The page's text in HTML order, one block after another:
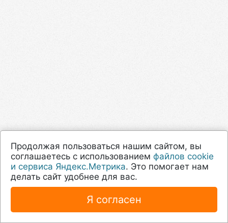
Продолжая пользоваться нашим сайтом, вы
соглашаетесь с использованием файлов cookie
и сервиса Яндекс.Метрика. Это помогает нам
делать сайт удобнее для вас.
Я согласен